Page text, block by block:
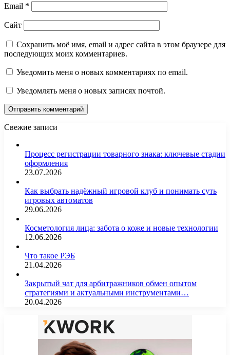
Email *
Сайт
Сохранить моё имя, email и адрес сайта в этом браузере для
последующих моих комментариев.
Уведомить меня о новых комментариях по email.
Уведомлять меня о новых записях почтой.
Свежие записи
Процесс регистрации товарного знака: ключевые стадии
оформления
23.07.2026
Как выбрать надёжный игровой клуб и понимать суть
игровых автоматов
29.06.2026
Косметология лица: забота о коже и новые технологии
12.06.2026
Что такое РЭБ
21.04.2026
Закрытый чат для арбитражников обмен опытом
стратегиями и актуальными инструментами…
20.04.2026